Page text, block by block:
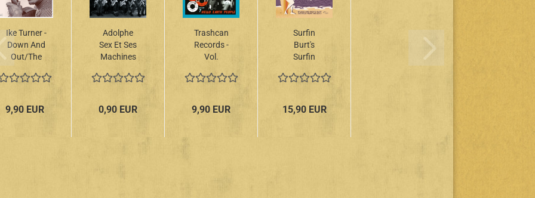
Ike Turner -
Down And
Out/The
Recordings
LP
9,90 EUR
Adolphe
Sex Et Ses
Machines
7"-EP
0,90 EUR
Trashcan
Records -
Vol.
Earth
9,90 EUR
Surfin
Burt's
Surfin
18 Wild
Explosive
15,90 EUR